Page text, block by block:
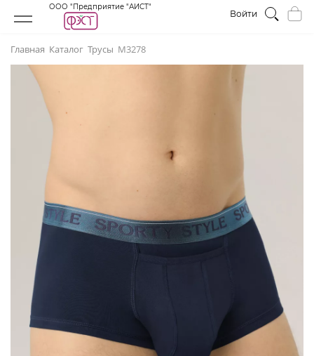
ООО "Предприятие "АИСТ"
Войти
Главная Каталог Трусы М3278